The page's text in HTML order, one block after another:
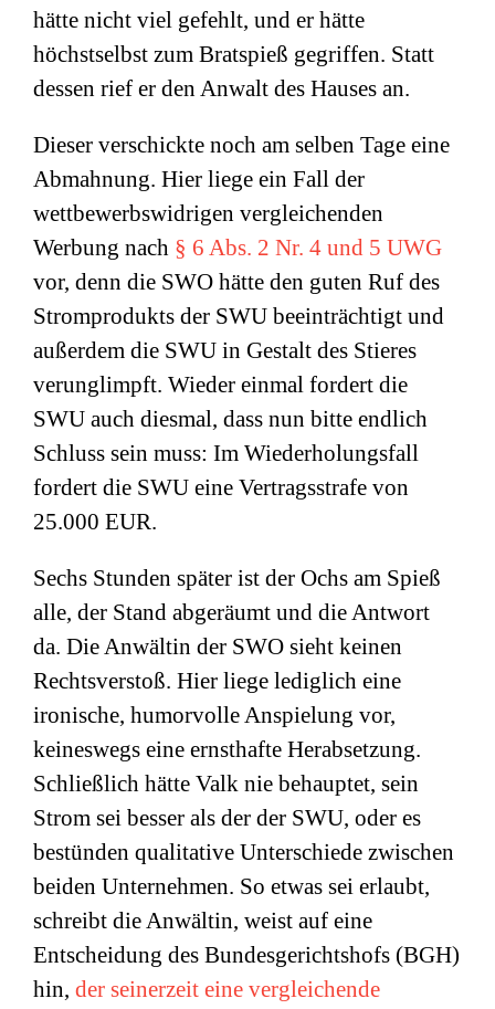
hätte nicht viel gefehlt, und er hätte
höchstselbst zum Bratspieß gegriffen. Statt
dessen rief er den Anwalt des Hauses an.
Dieser verschickte noch am selben Tage eine
Abmahnung. Hier liege ein Fall der
wettbewerbswidrigen vergleichenden
Werbung nach § 6 Abs. 2 Nr. 4 und 5 UWG
vor, denn die SWO hätte den guten Ruf des
Stromprodukts der SWU beeinträchtigt und
außerdem die SWU in Gestalt des Stieres
verunglimpft. Wieder einmal fordert die
SWU auch diesmal, dass nun bitte endlich
Schluss sein muss: Im Wiederholungsfall
fordert die SWU eine Vertragsstrafe von
25.000 EUR.
Sechs Stunden später ist der Ochs am Spieß
alle, der Stand abgeräumt und die Antwort
da. Die Anwältin der SWO sieht keinen
Rechtsverstoß. Hier liege lediglich eine
ironische, humorvolle Anspielung vor,
keineswegs eine ernsthafte Herabsetzung.
Schließlich hätte Valk nie behauptet, sein
Strom sei besser als der der SWU, oder es
bestünden qualitative Unterschiede zwischen
beiden Unternehmen. So etwas sei erlaubt,
schreibt die Anwältin, weist auf eine
Entscheidung des Bundesgerichtshofs (BGH)
hin, der seinerzeit eine vergleichende